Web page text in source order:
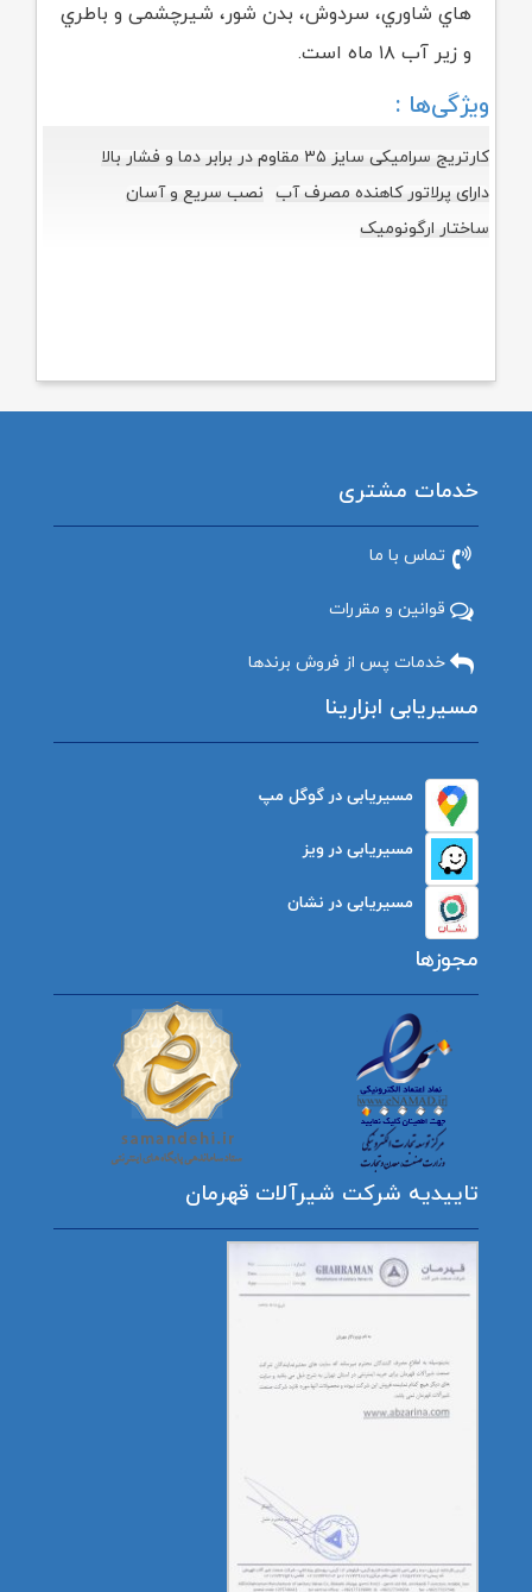
هاي شاوري، سردوش، بدن شور، شیرچشمی و باطري
و زیر آب ۱۸ ماه است.
ویژگی‌ها :
کارتریج سرامیکی سایز ۳۵ مقاوم در برابر دما و فشار بالا
دارای پرلاتور کاهنده مصرف آب نصب سریع و آسان
ساختار ارگونومیک
خدمات مشتری
تماس با ما
قوانین و مقررات
خدمات پس از فروش برندها
مسیریابی ابزارینا
مسیریابی در گوگل مپ
مسیریابی در ویز
مسیریابی در نشان
مجوزها
تاییدیه شرکت شیرآلات قهرمان